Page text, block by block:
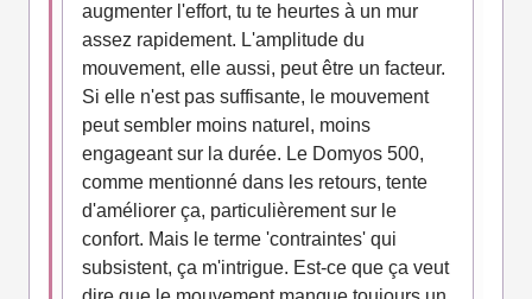
augmenter l'effort, tu te heurtes à un mur
assez rapidement. L'amplitude du
mouvement, elle aussi, peut être un facteur.
Si elle n'est pas suffisante, le mouvement
peut sembler moins naturel, moins
engageant sur la durée. Le Domyos 500,
comme mentionné dans les retours, tente
d'améliorer ça, particulièrement sur le
confort. Mais le terme 'contraintes' qui
subsistent, ça m'intrigue. Est-ce que ça veut